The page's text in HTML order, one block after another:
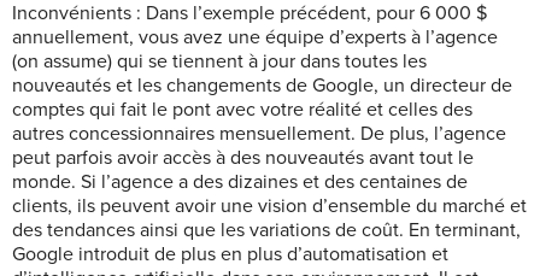
Inconvénients : Dans l’exemple précédent, pour 6 000 $
annuellement, vous avez une équipe d’experts à l’agence
(on assume) qui se tiennent à jour dans toutes les
nouveautés et les changements de Google, un directeur de
comptes qui fait le pont avec votre réalité et celles des
autres concessionnaires mensuellement. De plus, l’agence
peut parfois avoir accès à des nouveautés avant tout le
monde. Si l’agence a des dizaines et des centaines de
clients, ils peuvent avoir une vision d’ensemble du marché et
des tendances ainsi que les variations de coût. En terminant,
Google introduit de plus en plus d’automatisation et